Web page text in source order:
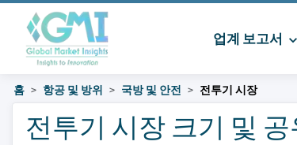
업계 보고서
홈 항공 및 방위 국방 및 안전 전투기 시장
전투기 시장 크기 및 공